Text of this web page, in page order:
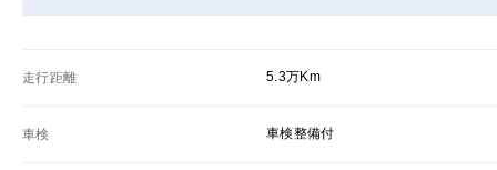
走行距離 5.3万Km
車検 車検整備付